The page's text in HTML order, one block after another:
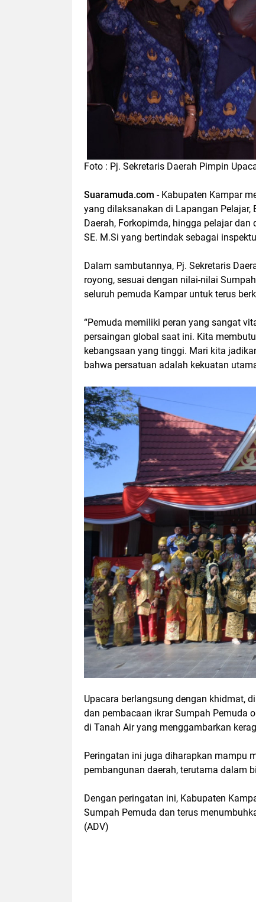
Foto : Pj. Sekretaris Daerah Pimpin
Suaramuda.com - Kabupaten Kampar
yang dilaksanakan di Lapangan
Daerah, Forkopimda, hingga pelajar
SE. M.Si yang bertindak sebagai
Dalam sambutannya, Pj. Sekretaris
royong, sesuai dengan nilai-nilai
seluruh pemuda Kampar untuk terus
“Pemuda memiliki peran yang sangat
persaingan global saat ini. Kita
kebangsaan yang tinggi. Mari kita
bahwa persatuan adalah kekuatan
Upacara berlangsung dengan khidmat,
dan pembacaan ikrar Sumpah Pemuda
di Tanah Air yang menggambarkan
Peringatan ini juga diharapkan mampu
pembangunan daerah, terutama dalam
Dengan peringatan ini, Kabupaten
Sumpah Pemuda dan terus
(ADV)